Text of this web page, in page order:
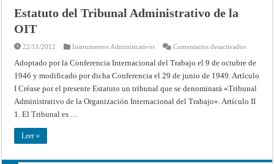
Estatuto del Tribunal Administrativo de la
OIT
22/11/2012 Instrumentos Administrativos Comentarios desactivadosen
del
la
OIT
Adoptado por la Conferencia Internacional del Trabajo el 9 de octubre de
1946 y modificado por dicha Conferencia el 29 de junio de 1949. Artículo
I Créase por el presente Estatuto un tribunal que se denominará «Tri­bunal
Administrativo de la Organización Internacional del Trabajo». Artículo II
1. El Tribunal es …
Leer »